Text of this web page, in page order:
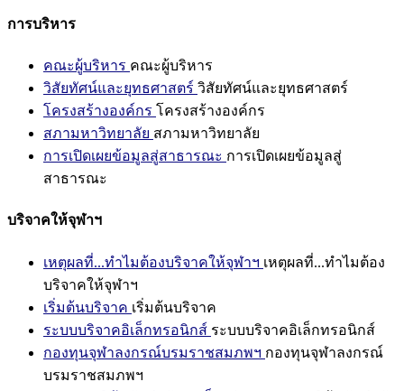
การบริหาร
คณะผู้บริหาร คณะผู้บริหาร
วิสัยทัศน์และยุทธศาสตร์ วิสัยทัศน์และยุทธศาสตร์
โครงสร้างองค์กร โครงสร้างองค์กร
สภามหาวิทยาลัย สภามหาวิทยาลัย
การเปิดเผยข้อมูลสู่สาธารณะ การเปิดเผยข้อมูลสู่
สาธารณะ
บริจาคให้จุฬาฯ
เหตุผลที่...ทำไมต้องบริจาคให้จุฬาฯ เหตุผลที่...ทำไมต้อง
บริจาคให้จุฬาฯ
เริ่มต้นบริจาค เริ่มต้นบริจาค
ระบบบริจาคอิเล็กทรอนิกส์ ระบบบริจาคอิเล็กทรอนิกส์
กองทุนจุฬาลงกรณ์บรมราชสมภพฯ กองทุนจุฬาลงกรณ์
บรมราชสมภพฯ